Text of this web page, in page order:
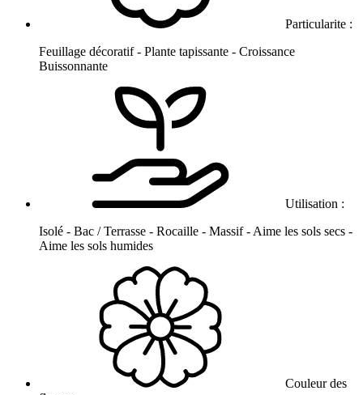
Particularite :
Feuillage décoratif - Plante tapissante - Croissance
Buissonnante
Utilisation :
Isolé - Bac / Terrasse - Rocaille - Massif - Aime les sols secs -
Aime les sols humides
Couleur des